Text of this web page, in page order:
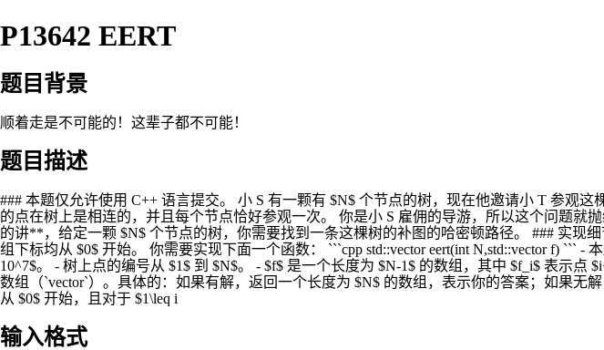
P13642 EERT
题目背景
顺着走是不可能的！这辈子都不可能！
题目描述
### 本题仅允许使用 C++ 语言提交。 小 S 有一颗有 $N$ 个节点的树，现在他邀请小 T 参观
的点在树上是相连的，并且每个节点恰好参观一次。 你是小 S 雇佣的导游，所以这个问题
的讲**，给定一颗 $N$ 个节点的树，你需要找到一条这棵树的补图的哈密顿路径。 ### 实现
组下标均从 $0$ 开始。 你需要实现下面一个函数： ```cpp std::vector eert(int N,std::vector f) ```
10^7$。 - 树上点的编号从 $1$ 到 $N$。 - $f$ 是一个长度为 $N-1$ 的数组，其中 $f_i$ 表示点
数组（`vector`）。具体的：如果有解，返回一个长度为 $N$ 的数组，表示你的答案；如果无
从 $0$ 开始，且对于 $1\leq i
输入格式